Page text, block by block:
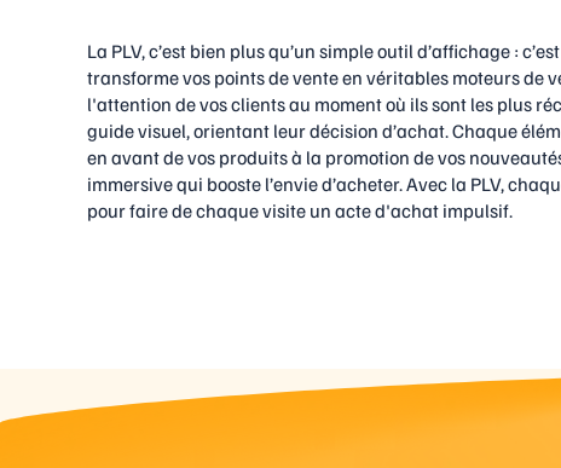
La PLV, c’est bien plus qu’un simple outil d’affichage :
transforme vos points de vente en véritables moteurs de
l'attention de vos clients au moment où ils sont les plus
guide visuel, orientant leur décision d’achat. Chaque
en avant de vos produits à la promotion de vos
immersive qui booste l’envie d’acheter. Avec la PLV,
pour faire de chaque visite un acte d'achat impulsif.